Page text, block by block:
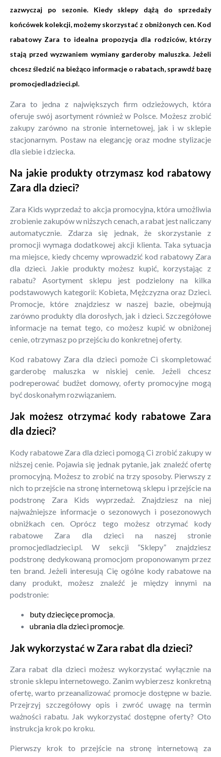
zazwyczaj po sezonie. Kiedy sklepy dążą do sprzedaży
końcówek kolekcji, możemy skorzystać z obniżonych cen. Kod
rabatowy Zara to idealna propozycja dla rodziców, którzy
stają przed wyzwaniem wymiany garderoby maluszka. Jeżeli
chcesz śledzić na bieżąco informacje o rabatach, sprawdź bazę
promocjedladzieci.pl.
Zara to jedna z największych firm odzieżowych, która
oferuje swój asortyment również w Polsce. Możesz zrobić
zakupy zarówno na stronie internetowej, jak i w sklepie
stacjonarnym. Postaw na elegancję oraz modne stylizacje
dla siebie i dziecka.
Na jakie produkty otrzymasz kod rabatowy
Zara dla dzieci?
Zara Kids wyprzedaż to akcja promocyjna, która umożliwia
zrobienie zakupów w niższych cenach, a rabat jest naliczany
automatycznie. Zdarza się jednak, że skorzystanie z
promocji wymaga dodatkowej akcji klienta. Taka sytuacja
ma miejsce, kiedy chcemy wprowadzić kod rabatowy Zara
dla dzieci. Jakie produkty możesz kupić, korzystając z
rabatu? Asortyment sklepu jest podzielony na kilka
podstawowych kategorii: Kobieta, Mężczyzna oraz Dzieci.
Promocje, które znajdziesz w naszej bazie, obejmują
zarówno produkty dla dorosłych, jak i dzieci. Szczegółowe
informacje na temat tego, co możesz kupić w obniżonej
cenie, otrzymasz po przejściu do konkretnej oferty.
Kod rabatowy Zara dla dzieci pomoże Ci skompletować
garderobę maluszka w niskiej cenie. Jeżeli chcesz
podreperować budżet domowy, oferty promocyjne mogą
być doskonałym rozwiązaniem.
Jak możesz otrzymać kody rabatowe Zara
dla dzieci?
Kody rabatowe Zara dla dzieci pomogą Ci zrobić zakupy w
niższej cenie. Pojawia się jednak pytanie, jak znaleźć ofertę
promocyjną. Możesz to zrobić na trzy sposoby. Pierwszy z
nich to przejście na stronę internetową sklepu i przejście na
podstronę Zara Kids wyprzedaż. Znajdziesz na niej
najważniejsze informacje o sezonowych i posezonowych
obniżkach cen. Oprócz tego możesz otrzymać kody
rabatowe Zara dla dzieci na naszej stronie
promocjedladzieci.pl. W sekcji “Sklepy” znajdziesz
podstronę dedykowaną promocjom proponowanym przez
ten brand. Jeżeli interesują Cię ogólne kody rabatowe na
dany produkt, możesz znaleźć je między innymi na
podstronie:
buty dziecięce promocja,
ubrania dla dzieci promocje.
Jak wykorzystać w Zara rabat dla dzieci?
Zara rabat dla dzieci możesz wykorzystać wyłącznie na
stronie sklepu internetowego. Zanim wybierzesz konkretną
ofertę, warto przeanalizować promocje dostępne w bazie.
Przejrzyj szczegółowy opis i zwróć uwagę na termin
ważności rabatu. Jak wykorzystać dostępne oferty? Oto
instrukcja krok po kroku.
Pierwszy krok to przejście na stronę internetową za